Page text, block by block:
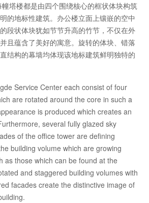
塔楼都是由四个围绕核心的框状体块构筑
的地标性建筑。办公楼立面上镶嵌的空中
段状体块犹如节节升高的竹节，不仅在外
且蕴含了美好的寓意。旋转的体块、错落
结构的幕墙均体现该地标建筑鲜明独特的
Service Center each consist of four
are rotated around the core in such a
is produced which creates an
several fully glazed sky
of the office tower are defining
building volume which are growing
as those which can be found at the
and staggered building volumes with
facades create the distinctive image of